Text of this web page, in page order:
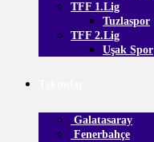
TFF 1.Lig
Tuzlaspor
TFF 2.Lig
Uşak Spor
Galatasaray
Fenerbahçe